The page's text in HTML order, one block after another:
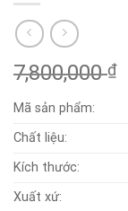
7,800,000₫
Mã sản phẩm:
Chất liệu:
Kích thước:
Xuất xứ: